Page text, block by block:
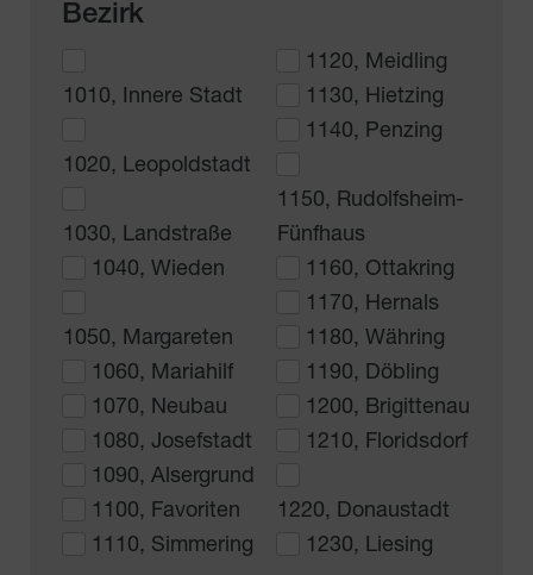
Bezirk
1010, Innere Stadt
1020, Leopoldstadt
1030, Landstraße
1040, Wieden
1050, Margareten
1060, Mariahilf
1070, Neubau
1080, Josefstadt
1090, Alsergrund
1100, Favoriten
1110, Simmering
1120, Meidling
1130, Hietzing
1140, Penzing
1150, Rudolfsheim-
Fünfhaus
1160, Ottakring
1170, Hernals
1180, Währing
1190, Döbling
1200, Brigittenau
1210, Floridsdorf
1220, Donaustadt
1230, Liesing